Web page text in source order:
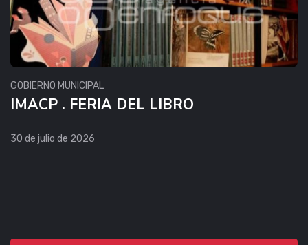
GOBIERNO MUNICIPAL
IMACP . FERIA DEL LIBRO
30 de julio de 2026